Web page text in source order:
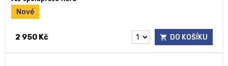
Nové
2 950 Kč DO KOŠÍKU